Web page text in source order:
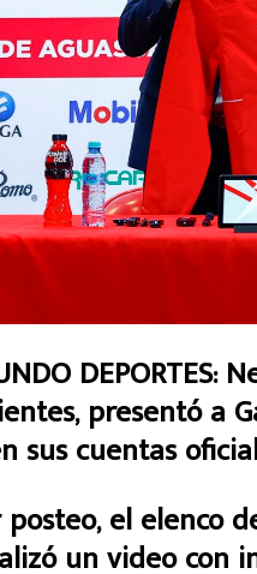
presentó a
sus cuentas
el elenco
un video con